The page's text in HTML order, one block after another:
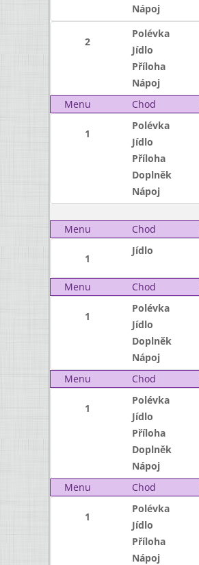
Nápoj
2
Polévka
Jídlo
Příloha
Nápoj
Menu
Chod
1
Polévka
Jídlo
Příloha
Doplněk
Nápoj
Menu
Chod
1
Jídlo
Menu Chod
1
Polévka
Jídlo
Doplněk
Nápoj
Menu
Chod
1
Polévka
Jídlo
Příloha
Doplněk
Nápoj
Menu
Chod
1
Polévka
Jídlo
Příloha
Nápoj